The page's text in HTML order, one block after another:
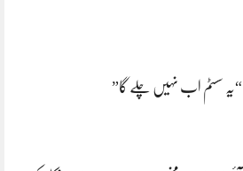
“یہ سسٹم اب نہیں چلے گا”